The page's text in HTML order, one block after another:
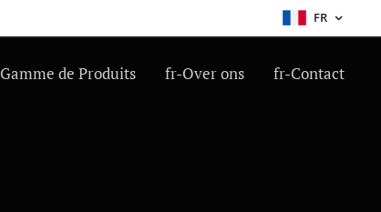
FR
Gamme de Produits fr-Over ons fr-Contact